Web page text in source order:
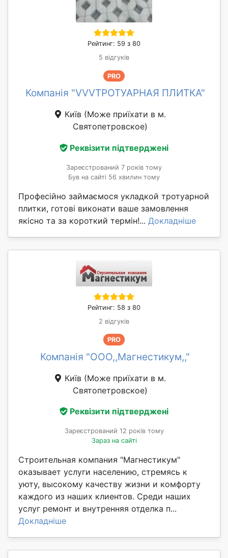
Рейтинг: 59 з 80
5 відгуків
PRO
Компанія "VVVТРОТУАРНАЯ ПЛИТКА"
Київ (Може приїхати в м.
Святопетровское)
Реквізити підтверджені
Зареєстрований 7 років тому
Був на сайті 56 хвилин тому
Професійно займаємося укладкой тротуарной
плитки, готові виконати ваше замовлення
якісно та за короткий термін!... Докладніше
Рейтинг: 58 з 80
2 відгуків
PRO
Компанія "ООО,,Магнестикум,,"
Київ (Може приїхати в м.
Святопетровское)
Реквізити підтверджені
Зареєстрований 12 років тому
Зараз на сайті
Строительная компания "Магнестикум"
оказывает услуги населению, стремясь к
уюту, высокому качеству жизни и комфорту
каждого из наших клиентов. Среди наших
услуг ремонт и внутренняя отделка п...
Докладніше